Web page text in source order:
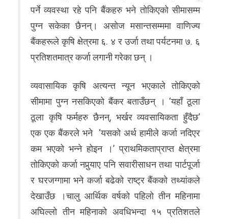
पर्ने व्यवस्था रहे पनि बैंकहरु भने तोकिएको सीमासम्म
पुग्न सकेका छैनन्। असोज मसान्तसम्ममा वाणिज्य
बैंकहरूले कृषि क्षेत्रमा ६. ४ र उर्जा तथा पर्यटनमा ७. ६
प्रतिशतमात्र कर्जा लगानी गरेका छन् ।
व्यवासायिक कृषि अत्यन्त न्यून भएकाले तोकिएको
सीमामा पुग्न नसकिएको बैंकर बताउँछन् । ‘यहाँ ठूला
ठूला कृषि फर्महरु छैनन्, भर्खर व्यवसायिकता हुँदैछ’
एक एक बैंकरले भने ‘यसको अर्थ हामीले कर्जा नदिएर
कम भएको भन्ने होइन ।’ प्राथमिकताप्राप्त क्षेत्रमा
तोकिएको कर्जा नपुर्‍याए पनि सवारीसाधन तथा पार्टपूर्जा
र घरजग्गामा भने कर्जा बढेको राष्ट्र बैंकको तथ्यांकले
देखाउँछ ।चालु आर्थिक वर्षको पहिलो तीन महिनामा
अघिल्लो तीन महिनाको अवधिभन्दा १५ प्रतिशतले